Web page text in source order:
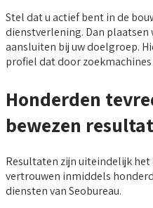
Stel dat u actief bent in de
dienstverlening. Dan plaatsen
aansluiten bij uw doelgroep.
profiel dat door
Honderden
bewezen
Resultaten zijn uiteindelijk
vertrouwen inmiddels
diensten van Seobureau.